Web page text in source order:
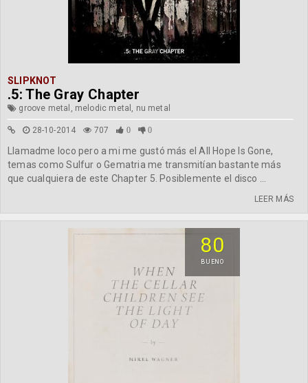
SLIPKNOT
.5: The Gray Chapter
groove metal, melodic metal, nu metal
28-10-2014 707 0 0
Llamadme loco pero a mi me gustó más el All Hope Is Gone,
temas como Sulfur o Gematria me transmitían bastante más
que cualquiera de este Chapter 5. Posiblemente el disco ...
LEER MÁS
80
BUENO